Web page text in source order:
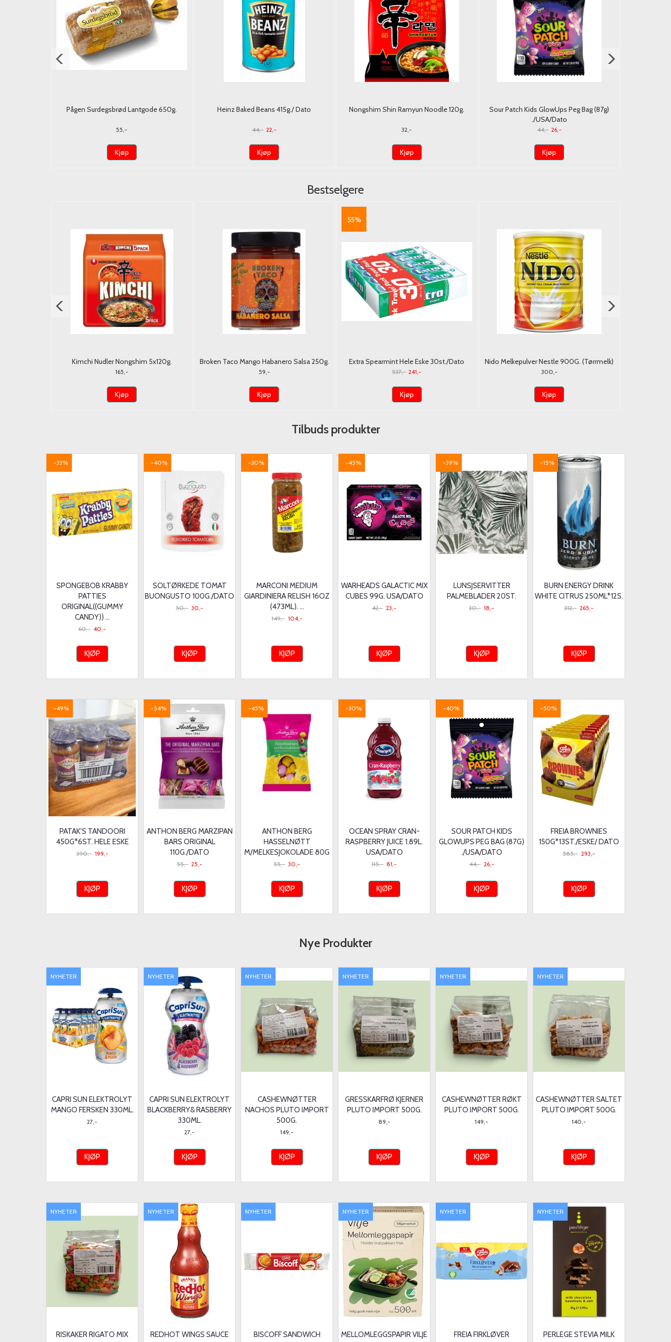
Pågen Surdegsbrød Lantgode 650g.
55,-
Kjøp
Heinz Baked Beans 415g./ Dato
44,- 22,-
Kjøp
Nongshim Shin Ramyun Noodle 120g.
32,-
Kjøp
Sour Patch Kids GlowUps Peg Bag (87g)
./USA/Dato
44,- 26,-
Kjøp
Bestselgere
Kimchi Nudler Nongshim 5x120g.
165,-
Kjøp
Broken Taco Mango Habanero Salsa 250g.
59,-
Kjøp
55%
Extra Spearmint Hele Eske 30st./Dato
537,- 241,-
Kjøp
Nido Melkepulver Nestle 900G. (Tørrmelk)
300,-
Kjøp
Tilbuds produkter
-33%
SPONGEBOB KRABBY
PATTIES
ORIGINAL((GUMMY
CANDY)) ...
60,- 40,-
KJØP
-40%
SOLTØRKEDE TOMAT
BUONGUSTO 100G./DATO
50,- 30,-
KJØP
-30%
MARCONI MEDIUM
GIARDINIERA RELISH 16OZ
(473ML). ...
149,- 104,-
KJØP
-45%
WARHEADS GALACTIC MIX
CUBES 99G. USA/DATO
42,- 23,-
KJØP
-39%
LUNSJSERVITTER
PALMEBLADER 20ST.
30,- 18,-
KJØP
-15%
BURN ENERGY DRINK
WHITE CITRUS 250ML*12S.
312,- 265,-
KJØP
-49%
PATAK'S TANDOORI
450G*6ST. HELE ESKE
390,- 199,-
KJØP
-54%
ANTHON BERG MARZIPAN
BARS ORIGINAL
110G./DATO
55,- 25,-
KJØP
-45%
ANTHON BERG
HASSELNØTT
M/MELKESJOKOLADE 80G
55,- 30,-
KJØP
-30%
OCEAN SPRAY CRAN-
RASPBERRY JUICE 1.89L.
USA/DATO
115,- 81,-
KJØP
-40%
SOUR PATCH KIDS
GLOWUPS PEG BAG (87G)
./USA/DATO
44,- 26,-
KJØP
-50%
FREIA BROWNIES
150G*13ST./ESKE/ DATO
585,- 293,-
KJØP
Nye Produkter
NYHETER
CAPRI SUN ELEKTROLYT
MANGO FERSKEN 330ML.
27,-
KJØP
NYHETER
CAPRI SUN ELEKTROLYT
BLACKBERRY& RASBERRY
330ML.
27,-
KJØP
NYHETER
CASHEWNØTTER
NACHOS PLUTO IMPORT
500G.
149,-
KJØP
NYHETER
GRESSKARFRØ KJERNER
PLUTO IMPORT 500G.
89,-
KJØP
NYHETER
CASHEWNØTTER RØKT
PLUTO IMPORT 500G.
149,-
KJØP
NYHETER
CASHEWNØTTER SALTET
PLUTO IMPORT 500G.
140,-
KJØP
NYHETER
RISKAKER RIGATO MIX
NYHETER
REDHOT WINGS SAUCE
NYHETER
BISCOFF SANDWICH
NYHETER
MELLOMLEGGSPAPIR VILJE
NYHETER
FREIA FIRKLØVER
NYHETER
PERLEGE STEVIA MILK